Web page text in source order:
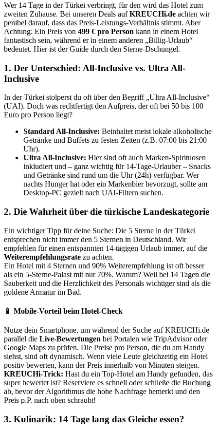
Wer 14 Tage in der Türkei verbringt, für den wird das Hotel zum
zweiten Zuhause. Bei unseren Deals aufKREUCHi.de achten wir
penibel darauf, dass das Preis-Leistungs-Verhältnis stimmt. Aber
Achtung: Ein Preis von 499 € pro Person kann in einem Hotel
fantastisch sein, während er in einem anderen „Billig-Urlaub“
bedeutet. Hier ist der Guide durch den Sterne-Dschungel.
1. Der Unterschied: All-Inclusive vs. Ultra All-
Inclusive
In der Türkei stolperst du oft über den Begriff „Ultra All-Inclusive“
(UAI). Doch was rechtfertigt den Aufpreis, der oft bei 50 bis 100
Euro pro Person liegt?
Standard All-Inclusive: Beinhaltet meist lokale alkoholische
Getränke und Buffets zu festen Zeiten (z.B. 07:00 bis 21:00
Uhr).
Ultra All-Inclusive: Hier sind oft auch Marken-Spirituosen
inkludiert und – ganz wichtig für 14-Tage-Urlauber – Snacks
und Getränke sind rund um die Uhr (24h) verfügbar. Wer
nachts Hunger hat oder ein Markenbier bevorzugt, sollte am
Desktop-PC gezielt nach UAI-Filtern suchen.
2. Die Wahrheit über die türkische Landeskategorie
Ein wichtiger Tipp für deine Suche: Die 5 Sterne in der Türkei
entsprechen nicht immer den 5 Sternen in Deutschland. Wir
empfehlen für einen entspannten 14-tägigen Urlaub immer, auf die
Weiterempfehlungsrate zu achten.
Ein Hotel mit 4 Sternen und 90% Weiterempfehlung ist oft besser
als ein 5-Sterne-Palast mit nur 70%. Warum? Weil bei 14 Tagen die
Sauberkeit und die Herzlichkeit des Personals wichtiger sind als die
goldene Armatur im Bad.
📱 Mobile-Vorteil beim Hotel-Check
Nutze dein Smartphone, um während der Suche auf KREUCHi.de
parallel die Live-Bewertungen bei Portalen wie TripAdvisor oder
Google Maps zu prüfen. Die Preise pro Person, die du am Handy
siehst, sind oft dynamisch. Wenn viele Leute gleichzeitig ein Hotel
positiv bewerten, kann der Preis innerhalb von Minuten steigen.
KREUCHi-Trick: Hast du ein Top-Hotel am Handy gefunden, das
super bewertet ist? Reserviere es schnell oder schließe die Buchung
ab, bevor der Algorithmus die hohe Nachfrage bemerkt und den
Preis p.P. nach oben schraubt!
3. Kulinarik: 14 Tage lang das Gleiche essen?